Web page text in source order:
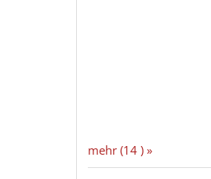
mehr (14 ) »